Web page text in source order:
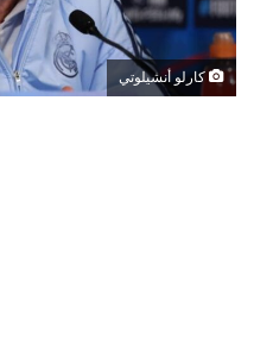
كارلو أنشيلوتي